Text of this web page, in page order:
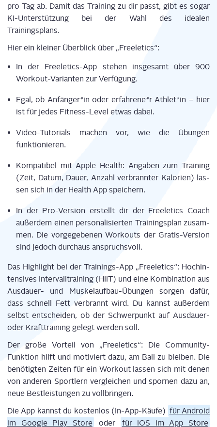
pro Tag ab. Damit das Trai­ning zu dir passt, gibt es sogar
KI-Unter­stüt­zung bei der Wahl des idea­len
Trainingsplans.
Hier ein klei­ner Über­blick über „Free­le­tics“:
In der Free­le­tics-App ste­hen ins­ge­samt über 900
Work­out-Vari­an­ten zur Verfügung.
Egal, ob Anfän­ger*in oder erfah­re­ne*rAth­let*in – hier
ist für jedes Fit­ness-Level etwas dabei.
Video-Tuto­ri­als machen vor, wie die Übun­gen
funktionieren.
Kom­pa­ti­bel mit Apple Health: Anga­ben zum Trai­ning
(Zeit, Datum, Dau­er, Anzahl ver­brann­ter Kalo­rien) las­
sen sich in der Health App speichern.
In der Pro-Ver­si­on erstellt dir der Free­le­tics Coach
außer­dem einen per­so­na­li­sier­ten Trai­nings­plan zusam­
men. Die vor­ge­ge­be­nen Work­outs der Gra­tis-Ver­si­on
sind jedoch durch­aus anspruchsvoll.
Das High­light bei der Trai­nings-App „Free­le­tics“: Hoch­in­
ten­si­ves Inter­vall­trai­ning (HIIT) und eine Kom­bi­na­ti­on aus
Aus­dau­er- und Mus­kel­auf­bau-Übun­gen sor­gen dafür,
dass schnell Fett ver­brannt wird. Du kannst außer­dem
selbst ent­schei­den, ob der Schwer­punkt auf Aus­dau­er-
oder Kraft­trai­ning gelegt wer­den soll.
Der gro­ße Vor­teil von „Free­le­tics“: Die Com­mu­ni­ty-
Funk­ti­on hilft und moti­viert dazu, am Ball zu blei­ben. Die
benö­tig­ten Zei­ten für ein Work­out las­sen sich mit denen
von ande­ren Sport­lern ver­glei­chen und spor­nen dazu an,
neue Best­leis­tun­gen zu vollbringen.
Die App kannst du kos­ten­los (In-App-Käu­fe) für Android
im Goog­le Play Store
oder für iOS im App Store